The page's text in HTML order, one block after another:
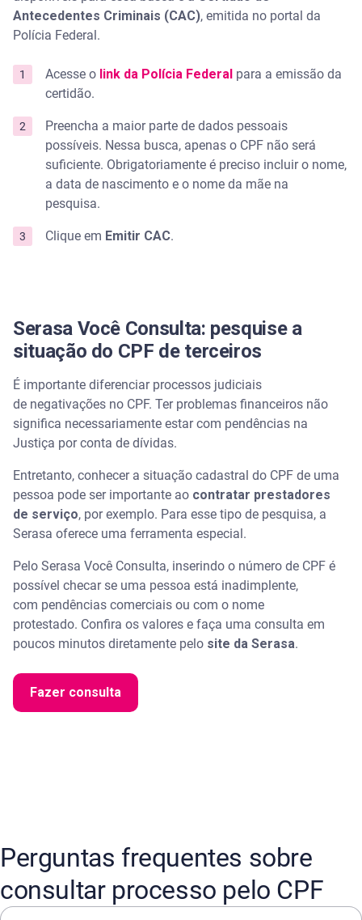
Antecedentes Criminais (CAC), emitida no portal da
Polícia Federal.
Acesse o link da Polícia Federal para a emissão da
certidão.
Preencha a maior parte de dados pessoais
possíveis. Nessa busca, apenas o CPF não será
suficiente. Obrigatoriamente é preciso incluir o nome,
a data de nascimento e o nome da mãe na
pesquisa.
Clique em Emitir CAC.
Serasa Você Consulta: pesquise a
situação do CPF de terceiros
É importante diferenciar processos judiciais
de negativações no CPF. Ter problemas financeiros não
significa necessariamente estar com pendências na
Justiça por conta de dívidas.
Entretanto, conhecer a situação cadastral do CPF de uma
pessoa pode ser importante ao contratar prestadores
de serviço, por exemplo. Para esse tipo de pesquisa, a
Serasa oferece uma ferramenta especial.
Pelo Serasa Você Consulta, inserindo o número de CPF é
possível checar se uma pessoa está inadimplente,
com pendências comerciais ou com o nome
protestado. Confira os valores e faça uma consulta em
poucos minutos diretamente pelo site da Serasa.
Fazer consulta
Perguntas frequentes sobre
consultar processo pelo CPF